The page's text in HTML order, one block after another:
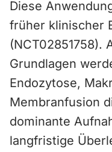
Diese
früher klinischer
(NCT02851758).
Grundlagen
Endozytose,
Membranfusion
dominante
langfristige